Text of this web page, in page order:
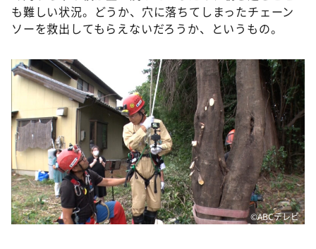
も難しい状況。どうか、穴に落ちてしまったチェーン
ソーを救出してもらえないだろうか、というもの。
©️ABCテレビ